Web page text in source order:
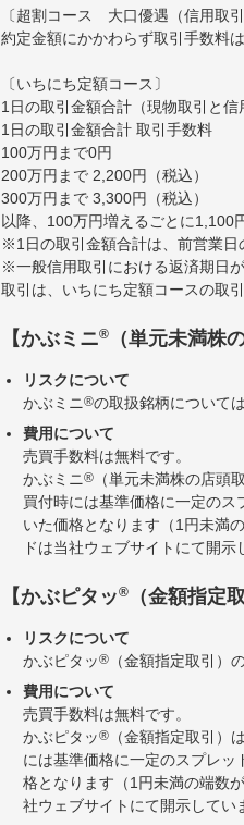
〔超割コース 大口優遇（信用取
約定金額にかかわらず取引手数料
〔いちにち定額コース〕
1日の取引金額合計（現物取引と
1日の取引金額合計 取引手数料
100万円まで0円
200万円まで 2,200円（税込）
300万円まで 3,300円（税込）
以降、100万円増えるごとに1,100
※1日の取引金額合計は、前営業日
※一般信用取引における返済期日
取引は、いちにち定額コースの取
【かぶミニ® （単元未満株
リスクについて
かぶミニ®の取扱銘柄について
費用について
売買手数料は無料です。
かぶミニ®
（単元未満株の店頭
買付時には基準価格に一定の
いた価格となります（1円未満
ドは当社ウェブサイトにて開
【かぶピタッ® （金額指定
リスクについて
かぶピタッ®
（金額指定取引）
費用について
売買手数料は無料です。
かぶピタッ®
（金額指定取引）
には基準価格に一定のスプレ
格となります（1円未満の端数
社ウェブサイトにて開示して